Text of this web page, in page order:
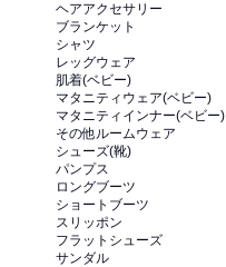
ヘアアクセサリー
ブランケット
シャツ
レッグウェア
肌着(ベビー)
マタニティウェア(ベビー)
マタニティインナー(ベビー)
その他ルームウェア
シューズ(靴)
パンプス
ロングブーツ
ショートブーツ
スリッポン
フラットシューズ
サンダル